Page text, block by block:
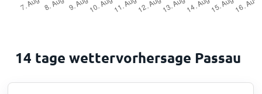
14 tage wettervorhersage Passau